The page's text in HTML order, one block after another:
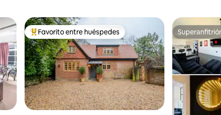
Favorito entre huéspedes preferido
Favorito entre huéspedes